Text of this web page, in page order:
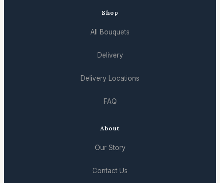
Shop
All Bouquets
Delivery
Delivery Locations
FAQ
About
Our Story
Contact Us